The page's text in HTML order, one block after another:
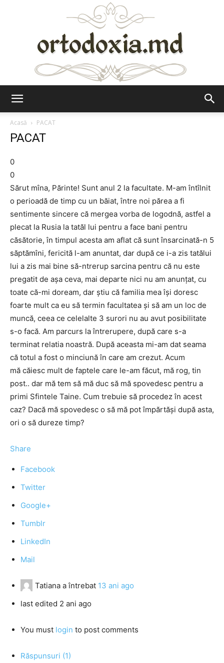
Acasă
PACAT
PACAT
0
0
Sărut mîna, Părinte! Sunt anul 2 la facultate. M-am întîlnit
o perioadă de timp cu un băiat, între noi părea a fi
sentimente sincere că mergea vorba de logodnă, astfel a
plecat la Rusia la tatăl lui pentru a face bani pentru
căsătorie, în timpul acesta am aflat că sunt însarcinată-n 5
săptămîni, fericită l-am anuntat, dar după ce i-a zis tatălui
lui a zis mai bine să-ntrerup sarcina pentru că nu este
pregatit de așa ceva, mai departe nici nu am anunțat, cu
toate că-mi doream, dar știu că familia mea își doresc
foarte mult ca eu să termin facultatea și să am un loc de
muncă, ceea ce celelalte 3 surori nu au avut posibilitate
s-o facă. Am parcurs la întrerupere, după care s-a
terminat relatia noastră. După aceasta mi-am dat seama
că totul a fost o minciună în care am crezut. Acum
mă căiesc mult de faptele care le-am făcut, mă rog, tin
post.. dar mă tem să mă duc să mă spovedesc pentru a
primi Sfintele Taine. Cum trebuie să procedez în acest
caz? Dacă mă spovedesc o să mă pot împărtăși după asta,
ori o să dureze timp?
Share
Facebook
Twitter
Google+
Tumblr
LinkedIn
Mail
Tatiana a întrebat 13 ani ago
last edited 2 ani ago
You must login to post comments
Răspunsuri (1)